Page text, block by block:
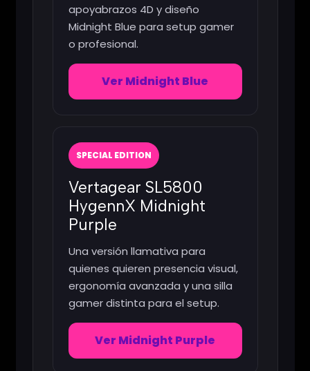
apoyabrazos 4D y diseño
Midnight Blue para setup gamer
o profesional.
Ver Midnight Blue
SPECIAL EDITION
Vertagear SL5800
HygennX Midnight
Purple
Una versión llamativa para
quienes quieren presencia visual,
ergonomía avanzada y una silla
gamer distinta para el setup.
Ver Midnight Purple